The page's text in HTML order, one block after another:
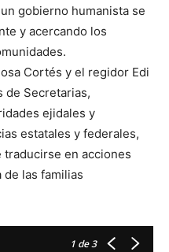
gobierno humanista se
y acercando los
Cortés y el regidor Edi
de Secretarias,
ejidales y
estatales y federales,
en acciones
las familias
1 de 3